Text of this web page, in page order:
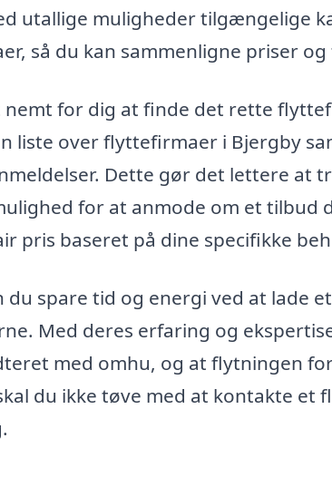
utallige muligheder tilgængelige
så du kan sammenligne priser og
for dig at finde det rette
liste over flyttefirmaer i Bjergby
Dette gør det lettere at
for at anmode om et tilbud
pris baseret på dine specifikke
spare tid og energi ved at lade et
Med deres erfaring og
med omhu, og at flytningen
du ikke tøve med at kontakte et